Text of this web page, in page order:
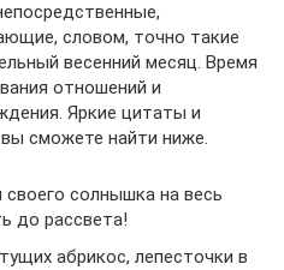
словом, точно такие
весенний месяц. Время
отношений и
Яркие цитаты и
сможете найти ниже.
солнышка на весь
до рассвета!
абрикос, лепесточки в